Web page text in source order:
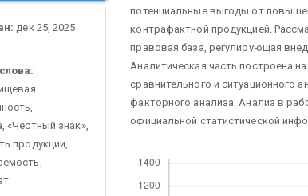
дек 25, 2025
«Честный знак»,
продукции,
потенциальные выгоды от
контрафактной продукцией.
правовая база, регулирующая
Аналитическая часть построена
сравнительного и ситуационного
факторного анализа. Анализ в
официальной статистической